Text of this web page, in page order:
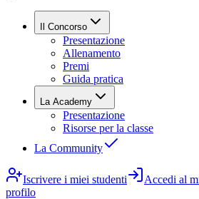
Il Concorso
Presentazione
Allenamento
Premi
Guida pratica
La Academy
Presentazione
Risorse per la classe
La Community
Iscrivere i miei studenti Accedi al
profilo